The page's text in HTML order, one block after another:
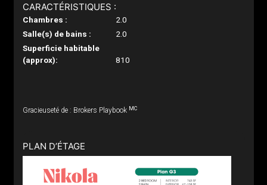
CARACTÉRISTIQUES :
Chambres :
2.0
Salle(s) de bains :
2.0
Superficie habitable
(approx):
810
Gracieuseté de : Brokers Playbook MC
PLAN D’ÉTAGE